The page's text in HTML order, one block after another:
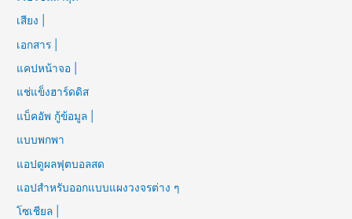
เสียง |
เอกสาร |
แคปหน้าจอ |
แช่แข็งฮาร์ดดิส
แบ็คอัพ กู้ข้อมูล |
แบบพกพา
แอปดูผลฟุตบอลสด
แอปสำหรับออกแบบแผงวงจรต่าง ๆ
โซเชียล |